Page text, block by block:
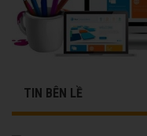
TIN BÊN LỀ